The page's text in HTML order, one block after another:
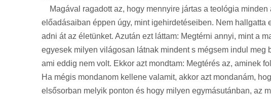
Magával ragadott az, hogy mennyire jártas a teológia
előadásaiban éppen úgy, mint igehirdetéseiben. Nem hallgatta
adni át az életünket. Azután ezt láttam: Megtérni annyi, mint a
egyesek milyen világosan látnak mindent s mégsem indul
ami eddig nem volt. Ekkor azt mondtam: Megtérés az, aminek
Ha mégis mondanom kellene valamit, akkor azt mondanám,
elsősorban melyik ponton és hogy milyen egymásutánban, az